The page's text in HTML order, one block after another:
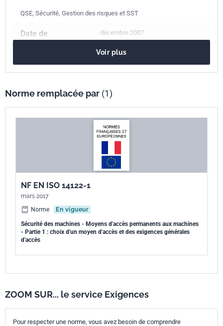
QSE, Sécurité, Gestion des risques et SST
Date de
décembre 2007
Date d'annulation
février 2017
Nombre de pages 21 p.
NF EN ISO 14122-1
Sécurité des machines
Numéro de tirage
internationale
Voir plus
Norme remplacée par (1)
NF EN ISO 14122-1
mars 2017
Norme
En vigueur
Sécurité des machines - Moyens d'accès permanents aux machines
- Partie 1 : choix d'un moyen d'accès et des exigences générales
d'accès
ZOOM SUR... le service Exigences
Pour respecter une norme, vous avez besoin de comprendre